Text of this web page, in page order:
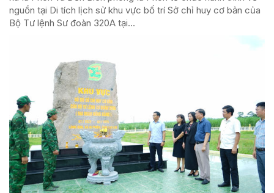
nguồn tại Di tích lịch sử khu vực bố trí Sở chỉ huy cơ bản của
Bộ Tư lệnh Sư đoàn 320A tại...